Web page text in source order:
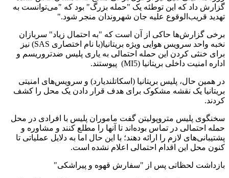
گزارش داد که این توطئه یک "حمله بزرگ" بود که "می‌توانست به
تهدید قریب‌الوقوع علیه جان شهروندان منجر شود."
برخی گزارش‌ها حاکی از آن است که "به احتمال زیاد" سربازان
نخبه‌ واحد سرویس هوایی ویژه بریتانیا(با نام اختصاری SAS) نیز
برای خنثی کردن این حمله احتمالی به یاری پلیس‌ ضدتروریسم و
اداره امنیت داخلی بریتانیا (MI5) پیوستند.
در همین حال، پلیس بریتانیا (اسکاتلندیارد) و سرویس‌های امنیتی
بریتانیا یک نقشه مشکوک برای هدف قرار دادن یک محل را کشف
کردند.
سخنگوی پلیس متروپولیتن گفت ماموران پلیس با افرادی در محل
حمله احتمالی در تماس بوده‌اند تا آنها را مطلع کنند و مشاوره و
پشتیبانی‌های لازم را ارائه دهند؛ با این حال اما به دلایل عملیاتی تا
کنون محل این اقدام احتمالی اعلام نشده است.
بازداشت لحظاتی پس از "سفارش قهوه و پیراشکی"